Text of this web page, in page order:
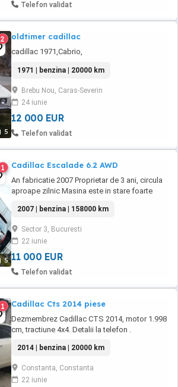
Telefon validat
5
2 oldtimer cadillac
cadillac 1971,Cabrio,
1971 | benzina | 20000 km
Brebu Nou, Caras-Severin
24 iunie
12 000 EUR
Telefon validat
5
1 Cadillac Escalade 6.2 AWD
An fabricatie 2007 Proprietar de 3 ani, circula
aproape zilnic Masina este in stare foarte
grup , bujii etc Inlocuit clapeta de acceleratie,
galerie evacuare etc. Doar piese originale
import SUA Cauciucuri ALL SEASON rulate
7000 de km Navigatie Android, ...
2007 | benzina | 158000 km
Sector 3, Bucuresti
22 iunie
11 000 EUR
Telefon validat
1 Cadillac Cts 2014 piese
Dezmembrez Cadillac CTS 2014, motor 1.998
cm, tractiune 4x4. Detalii la telefon .
2014 | benzina | 20000 km
Constanta, Constanta
22 iunie